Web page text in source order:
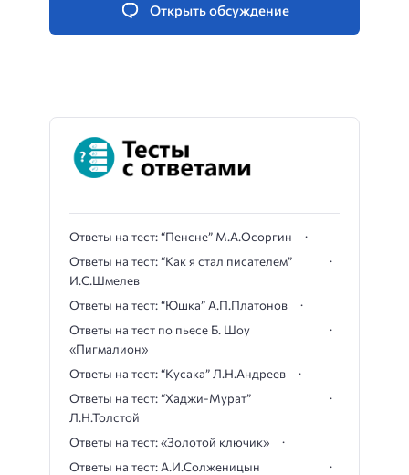
Открыть обсуждение
Ответы на тест: “Пенсне” М.А.Осоргин
Ответы на тест: “Как я стал писателем”
И.С.Шмелев
Ответы на тест: “Юшка” А.П.Платонов
Ответы на тест по пьесе Б. Шоу
«Пигмалион»
Ответы на тест: “Кусака” Л.Н.Андреев
Ответы на тест: “Хаджи-Мурат”
Л.Н.Толстой
Ответы на тест: «Золотой ключик»
Ответы на тест: А.И.Солженицын